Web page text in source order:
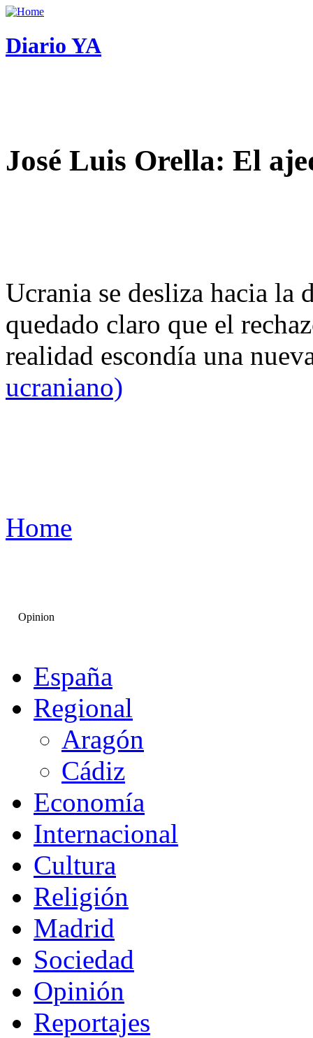
Diario YA
José Luis Orella: El
Ucrania se desliza hacia
quedado claro que el
realidad escondía una
ucraniano)
Home
Opinion
España
Regional
Aragón
Cádiz
Economía
Internacional
Cultura
Religión
Madrid
Sociedad
Opinión
Reportajes